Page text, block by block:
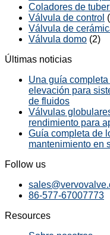
Coladores de
Válvula de control
Válvula de
Válvula domo (2)
Últimas noticias
Una guía
elevación para
de fluidos
Válvulas
rendimiento para
Guía completa de
mantenimiento en
Follow us
86-577-67007773
Resources